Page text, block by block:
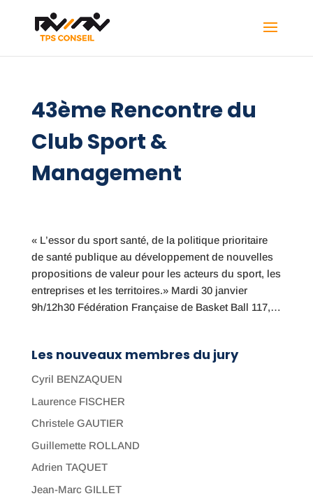
43ème Rencontre du
Club Sport &
Management
« L’essor du sport santé, de la politique prioritaire
de santé publique au développement de nouvelles
propositions de valeur pour les acteurs du sport, les
entreprises et les territoires.» Mardi 30 janvier
9h/12h30 Fédération Française de Basket Ball 117,…
Les nouveaux membres du jury
Cyril BENZAQUEN
Laurence FISCHER
Christele GAUTIER
Guillemette ROLLAND
Adrien TAQUET
Jean-Marc GILLET